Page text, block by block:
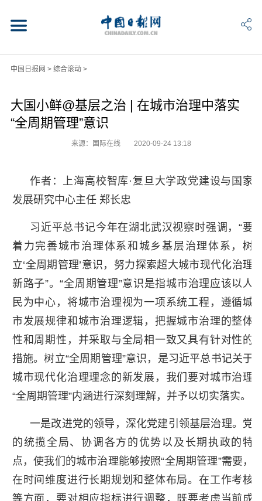
中国日报网 > 综合滚动>
大国小鲜@基层之治 | 在城市治理中落实
“全周期管理”意识
来源：国际在线 2020-09-24 13:18
作者：上海高校智库·复旦大学政党建设与国家
发展研究中心主任 郑长忠
习近平总书记今年在湖北武汉视察时强调，“要
着力完善城市治理体系和城乡基层治理体系，树
立‘全周期管理’意识，努力探索超大城市现代化治理
新路子”。“全周期管理”意识是指城市治理应该以人
民为中心，将城市治理视为一项系统工程，遵循城
市发展规律和城市治理逻辑，把握城市治理的整体
性和周期性，并采取与全局相一致又具有针对性的
措施。树立“全周期管理”意识，是习近平总书记关于
城市现代化治理理念的新发展，我们要对城市治理
“全周期管理”内涵进行深刻理解，并予以切实落实。
一是改进党的领导，深化党建引领基层治理。党
的统揽全局、协调各方的优势以及长期执政的特
点，使我们的城市治理能够按照“全周期管理”需要，
在时间维度进行长期规划和整体布局。在工作考核
等方面，要对相应指标进行调整，既要考虑当前成